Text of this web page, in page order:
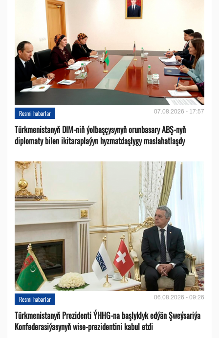
Resmi habarlar 07.08.2026 - 17:57
Türkmenistanyň DIM-niň ýolbaşçysynyň orunbasary ABŞ-nyň
diplomaty bilen ikitaraplaýyn hyzmatdaşlygy maslahatlaşdy
Resmi habarlar 06.08.2026 - 09:26
Türkmenistanyň Prezidenti ÝHHG-na başlyklyk edýän Şweýsariýa
Konfederasiýasynyň wise-prezidentini kabul etdi